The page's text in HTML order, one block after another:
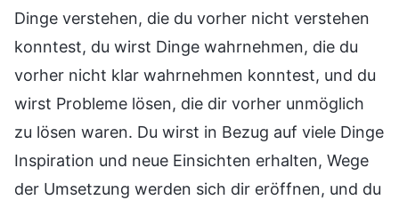
Dinge verstehen, die du vorher nicht verstehen
konntest, du wirst Dinge wahrnehmen, die du
vorher nicht klar wahrnehmen konntest, und du
wirst Probleme lösen, die dir vorher unmöglich
zu lösen waren. Du wirst in Bezug auf viele Dinge
Inspiration und neue Einsichten erhalten, Wege
der Umsetzung werden sich dir eröffnen, und du